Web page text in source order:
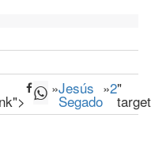
»Jesús
Segado
»2"